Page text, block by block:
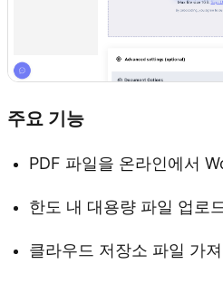
주요 기능
PDF 파일을 온라인에서
한도 내 대용량 파일 업로
클라우드 저장소 파일 가